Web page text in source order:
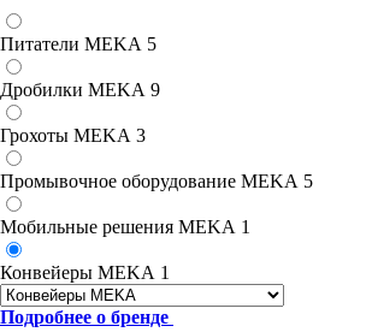
Питатели MEKA 5
Дробилки MEKA 9
Грохоты MEKA 3
Промывочное оборудование MEKA 5
Мобильные решения MEKA 1
Конвейеры MEKA 1
Подробнее о бренде